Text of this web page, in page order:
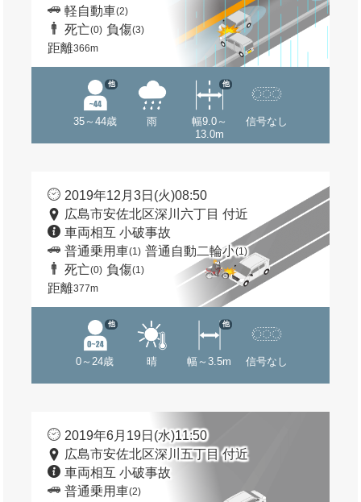
軽自動車(2)
死亡(0) 負傷(3)
距離366m
35～44歳
他
雨
幅9.0～
13.0m
他
信号なし
2019年12月3日(火)08:50
広島市安佐北区深川六丁目 付近
車両相互 小破事故
普通乗用車(1) 普通自動二輪小(1)
死亡(0) 負傷(1)
距離377m
0～24歳
他
晴 幅～3.5m
他
信号なし
2019年6月19日(水)11:50
広島市安佐北区深川五丁目 付近
車両相互 小破事故
普通乗用車(2)